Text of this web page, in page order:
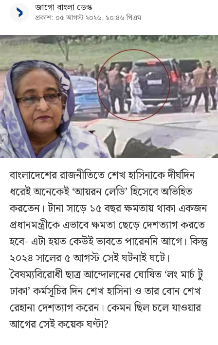
জাগো বাংলা ডেস্ক
প্রকাশ: ০৫ আগস্ট ২০২৬, ১০:৪৬ পিএম
বাংলাদেশের রাজনীতিতে শেখ হাসিনাকে দীর্ঘদিন
ধরেই অনেকেই ‘আয়রন লেডি’ হিসেবে অভিহিত
করতেন। টানা সাড়ে ১৫ বছর ক্ষমতায় থাকা একজন
প্রধানমন্ত্রীকে এভাবে ক্ষমতা ছেড়ে দেশত্যাগ করতে
হবে- এটা হয়ত কেউই ভাবতে পারেননি আগে। কিন্তু
২০২৪ সালের ৫ আগস্ট সেই ঘটনাই ঘটে।
বৈষম্যবিরোধী ছাত্র আন্দোলনের ঘোষিত ‘লং মার্চ টু
ঢাকা’ কর্মসূচির দিন শেখ হাসিনা ও তার বোন শেখ
রেহানা দেশত্যাগ করেন। কেমন ছিল চলে যাওয়ার
আগের সেই কয়েক ঘণ্টা?